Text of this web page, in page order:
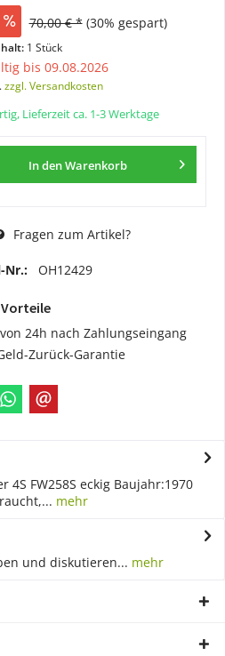
70,00 € * (30% gespart)
1 Stück
bis 09.08.2026
zzgl. Versandkosten
Lieferzeit ca. 1-3 Werktage
In denWarenkorb
Fragen zum Artikel?
Nr.: OH12429
Vorteile
24h nach Zahlungseingang
Zurück-Garantie
4S FW258S eckig Baujahr:1970
mehr
und diskutieren... mehr